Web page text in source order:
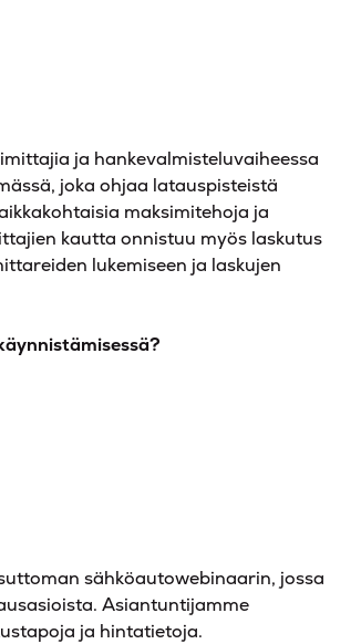
ja hankevalmisteluvaiheessa
joka ohjaa latauspisteistä
maksimitehoja ja
kautta onnistuu myös laskutus
lukemiseen ja laskujen
sähköautowebinaarin, jossa
Asiantuntijamme
ja hintatietoja.